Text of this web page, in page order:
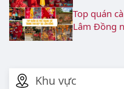
Khu vực
Top quán
Lâm Đồng